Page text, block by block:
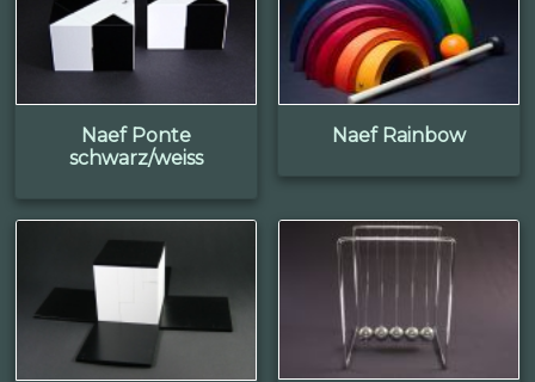
Naef Ponte
schwarz/weiss
Naef Rainbow